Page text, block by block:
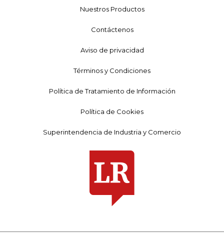
Nuestros Productos
Contáctenos
Aviso de privacidad
Términos y Condiciones
Política de Tratamiento de Información
Política de Cookies
Superintendencia de Industria y Comercio